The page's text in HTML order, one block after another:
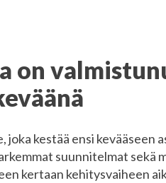
on
kestää ensi kevääseen
suunnitelmat sekä
kertaan kehitysvaiheen